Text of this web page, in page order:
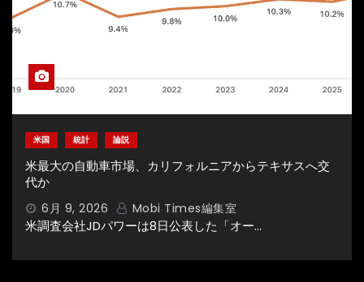
米国 統計 論説
米最大の自動車市場、カリフォルニアからテキサスへ交
代か
6月 9, 2026 Mobi Times編集室
米調査会社JDパワーは8日公表した「オー…